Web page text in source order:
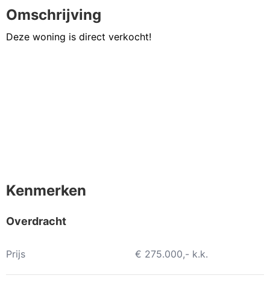
Omschrijving
Deze woning is direct verkocht!
Kenmerken
Overdracht
Prijs € 275.000,- k.k.